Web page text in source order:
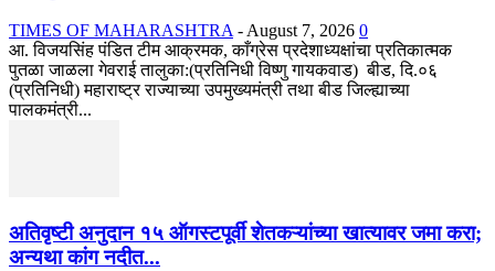
TIMES OF MAHARASHTRA - August 7, 2026 0
आ. विजयसिंह पंडित टीम आक्रमक, काँग्रेस प्रदेशाध्यक्षांचा प्रतिकात्मक
पुतळा जाळला गेवराई तालुका:(प्रतिनिधी विष्णु गायकवाड) बीड, दि.०६
(प्रतिनिधी) महाराष्ट्र राज्याच्या उपमुख्यमंत्री तथा बीड जिल्ह्याच्या
पालकमंत्री...
अतिवृष्टी अनुदान १५ ऑगस्टपूर्वी शेतकऱ्यांच्या खात्यावर जमा करा;
अन्यथा कांग नदीत...